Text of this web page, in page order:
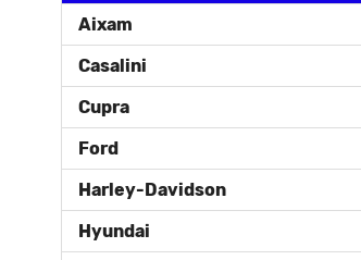
Aixam
Casalini
Cupra
Ford
Harley-Davidson
Hyundai